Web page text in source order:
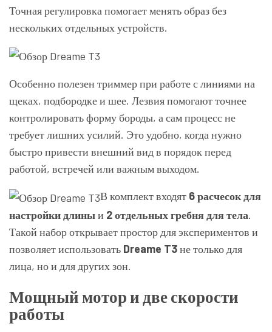
Точная регулировка помогает менять образ без
нескольких отдельных устройств.
Особенно полезен триммер при работе с линиями на
щеках, подбородке и шее. Лезвия помогают точнее
контролировать форму бороды, а сам процесс не
требует лишних усилий. Это удобно, когда нужно
быстро привести внешний вид в порядок перед
работой, встречей или важным выходом.
В комплект входят 6 расчесок для
настройки длиныи 2 отдельных гребня для тела.
Такой набор открывает простор для экспериментов и
позволяет использовать Dreame T3не только для
лица, но и для других зон.
Мощный мотор и две скорости
работы